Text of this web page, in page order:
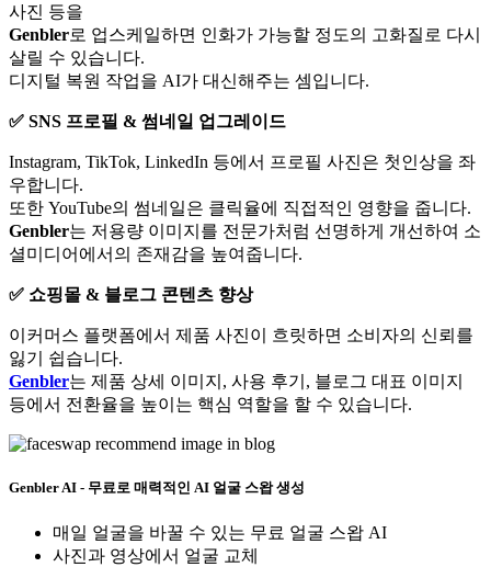
사진 등을
Genbler로 업스케일하면 인화가 가능할 정도의 고화질로 다시
살릴 수 있습니다.
디지털 복원 작업을 AI가 대신해주는 셈입니다.
✅ SNS 프로필 & 썸네일 업그레이드
Instagram, TikTok, LinkedIn 등에서 프로필 사진은 첫인상을 좌
우합니다.
또한 YouTube의 썸네일은 클릭율에 직접적인 영향을 줍니다.
Genbler는 저용량 이미지를 전문가처럼 선명하게 개선하여 소
셜미디어에서의 존재감을 높여줍니다.
✅ 쇼핑몰 & 블로그 콘텐츠 향상
이커머스 플랫폼에서 제품 사진이 흐릿하면 소비자의 신뢰를
잃기 쉽습니다.
Genbler는 제품 상세 이미지, 사용 후기, 블로그 대표 이미지
등에서 전환율을 높이는 핵심 역할을 할 수 있습니다.
Genbler AI - 무료로 매력적인 AI 얼굴 스왑 생성
매일 얼굴을 바꿀 수 있는 무료 얼굴 스왑 AI
사진과 영상에서 얼굴 교체